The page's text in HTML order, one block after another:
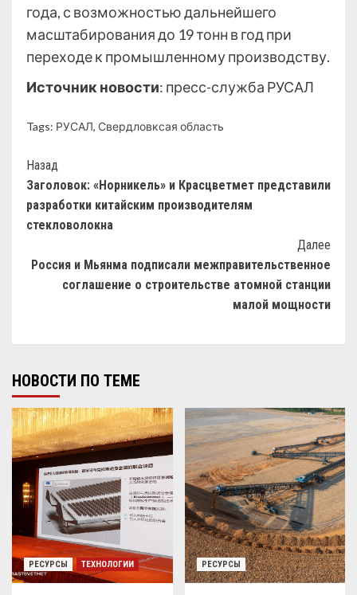
года, с возможностью дальнейшего
масштабирования до 19 тонн в год при
переходе к промышленному производству.
Источник новости: пресс-служба РУСАЛ
Tags: РУСАЛ, Свердловксая область
Назад
Заголовок: «Норникель» и Красцветмет представили
разработки китайским производителям
стекловолокна
Далее
Россия и Мьянма подписали межправительственное
соглашение о строительстве атомной станции
малой мощности
НОВОСТИ ПО ТЕМЕ
РЕСУРСЫ ТЕХНОЛОГИИ РЕСУРСЫ